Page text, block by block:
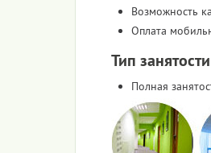
Возможность
Оплата
Тип занятости
Полная